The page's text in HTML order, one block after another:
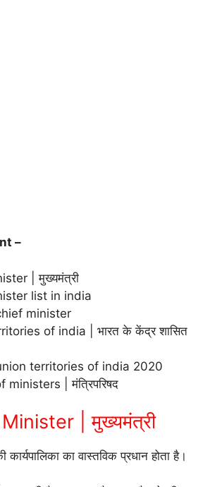
–
| मुख्यमंत्री
list in india
minister
of india | भारत के केंद्र शासित
territories of india 2020
ministers | मंत्रिपरिषद
| मुख्यमंत्री
कार्यपालिका का वास्तविक प्रधान होता है।